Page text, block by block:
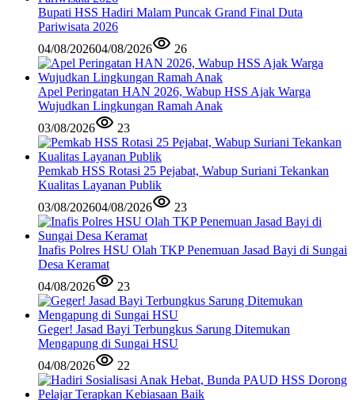
Bupati HSS Hadiri Malam Puncak Grand Final Duta
Pariwisata 2026
04/08/202604/08/2026 26
Apel Peringatan HAN 2026, Wabup HSS Ajak Warga
Wujudkan Lingkungan Ramah Anak
03/08/2026
23
Pemkab HSS Rotasi 25 Pejabat, Wabup Suriani Tekankan
Kualitas Layanan Publik
03/08/202604/08/2026 23
Inafis Polres HSU Olah TKP Penemuan Jasad Bayi di Sungai
Desa Keramat
04/08/2026
23
Geger! Jasad Bayi Terbungkus Sarung Ditemukan
Mengapung di Sungai HSU
04/08/2026
22